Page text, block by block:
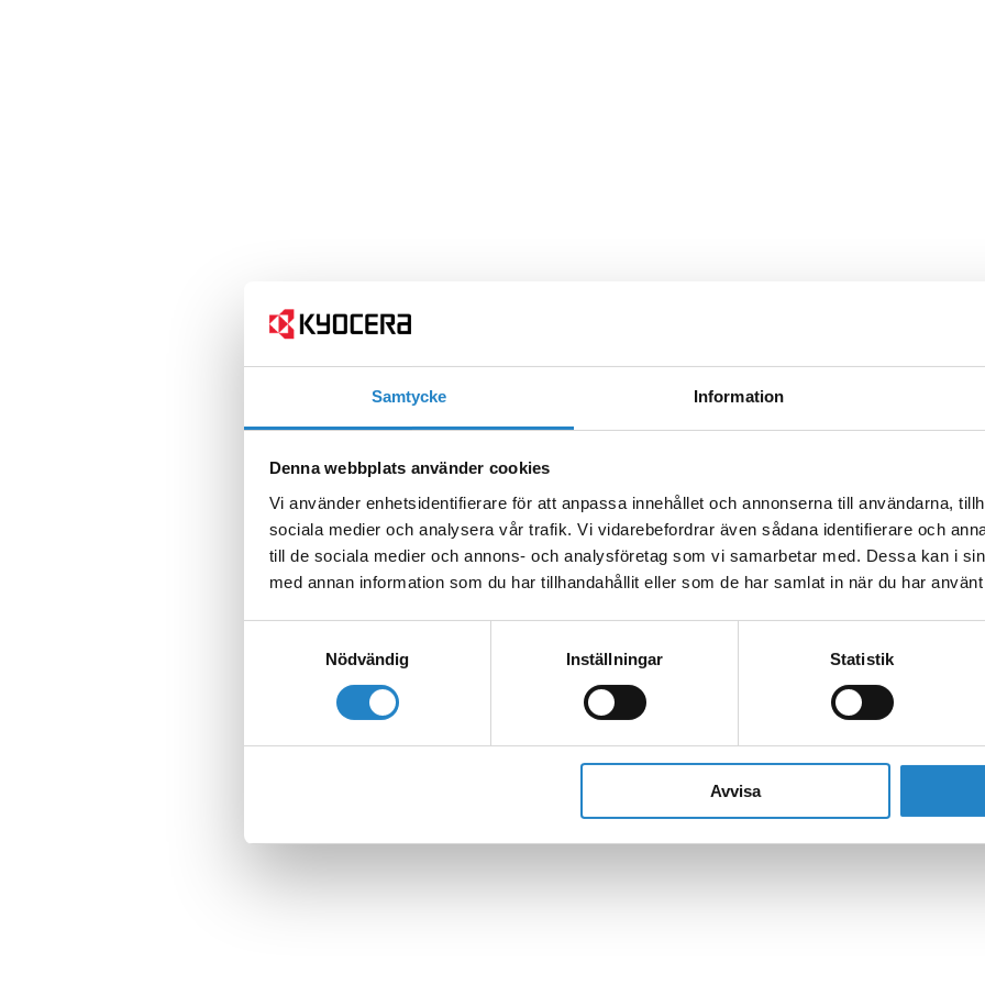
Samtycke Information
Denna webbplats använder cookies
Vi använder enhetsidentifierare för att anpassa innehållet och annonserna till användarna,
sociala medier och analysera vår trafik. Vi vidarebefordrar även sådana identifierare och
till de sociala medier och annons- och analysföretag som vi samarbetar med. Dessa kan i
med annan information som du har tillhandahållit eller som de har samlat in när du har
Nödvändig
Inställningar Statistik
Avvisa